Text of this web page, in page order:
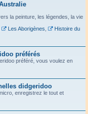
la peinture, les légendes, la vie
Les Aborigènes
Histoire du
préférés
préféré, vous voulez en
didgeridoo
enregistrez le tout et